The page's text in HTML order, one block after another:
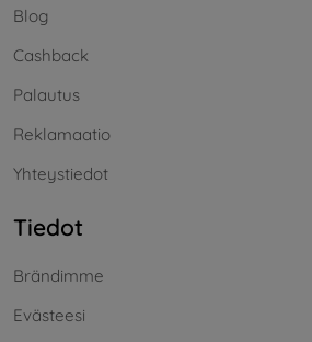
Blog
Cashback
Palautus
Reklamaatio
Yhteystiedot
Tiedot
Brändimme
Evästeesi